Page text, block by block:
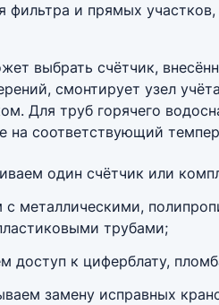
фильтра и прямых
выбрать счётчик,
смонтирует узел
Для труб горячего
на соответствующий
один счётчик или
с металлическими,
трубами;
доступ к циферблату,
замену исправных